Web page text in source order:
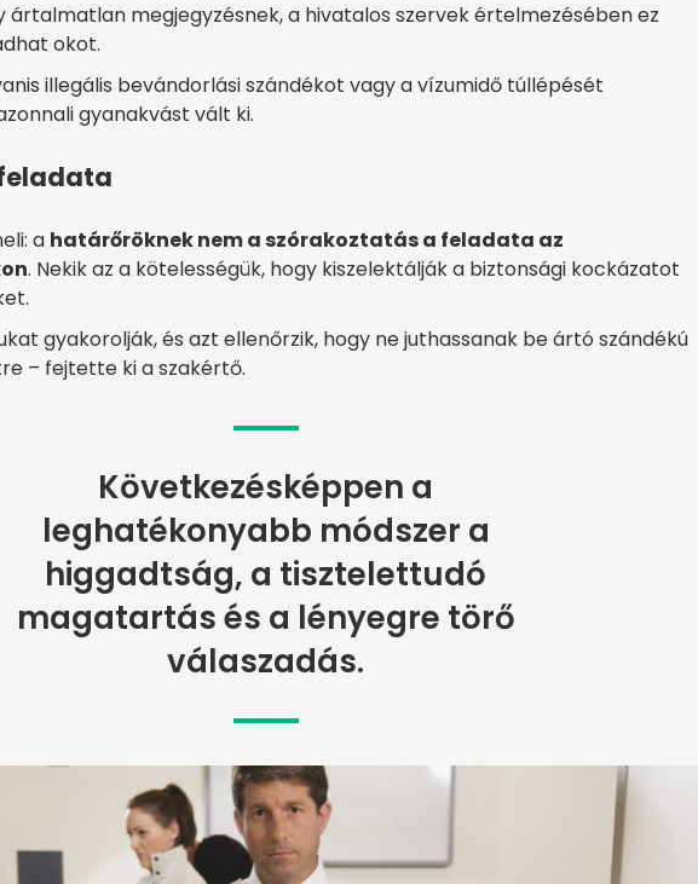
ártalmatlan megjegyzésnek, a hivatalos szervek értelmezésében ez
okot.
illegális bevándorlási szándékot vagy a vízumidő túllépését
gyanakvást vált ki.
a határőröknek nem a szórakoztatás a feladata az
. Nekik az a kötelességük, hogy kiszelektálják a biztonsági kockázatot
gyakorolják, és azt ellenőrzik, hogy ne juthassanak be ártó szándékú
– fejtette ki a szakértő.
Következésképpen a
leghatékonyabb módszer a
higgadtság, a tisztelettudó
magatartás és a lényegre törő
válaszadás.